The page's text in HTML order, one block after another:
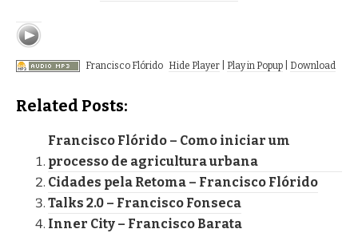
Francisco Flórido Hide Player| Play in Popup| Download
Related Posts:
Francisco Flórido – Como iniciar um
processo de agricultura urbana
Cidades pela Retoma – Francisco Flórido
Talks 2.0 – Francisco Fonseca
Inner City – Francisco Barata